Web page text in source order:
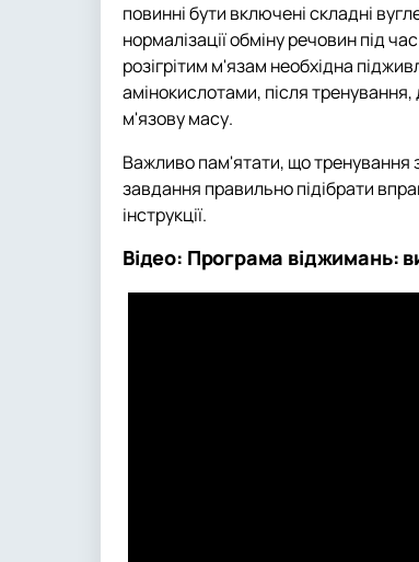
повинні бути включені складні
нормалізації обміну речовин під
розігрітим м'язам необхідна
амінокислотами, після
м'язову масу.
Важливо пам'ятати, що тренування
завдання правильно підібрати
інструкції.
Відео: Програма віджимань: